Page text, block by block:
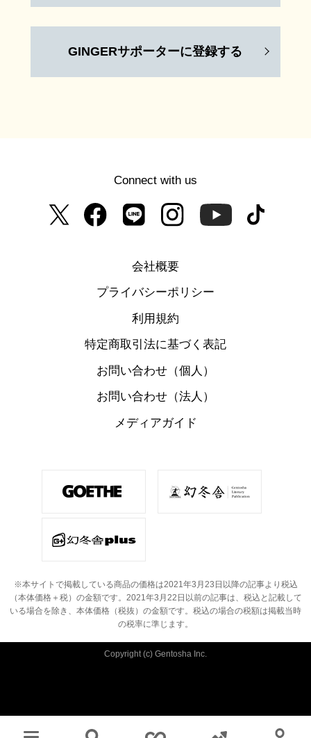
GINGERサポーターに登録する
Connect with us
会社概要
プライバシーポリシー
利用規約
特定商取引法に基づく表記
お問い合わせ（個人）
お問い合わせ（法人）
メディアガイド
※本サイトで掲載している商品の価格は2021年3月23日以降の記事より税込
（本体価格＋税）の金額です。 2021年3月22日以前の記事は、税込と記載して
いる場合を除き、本体価格（税抜）の金額です。 税込の場合の税額は掲載当時
の税率に準じます。
Copyright (c) Gentosha Inc.